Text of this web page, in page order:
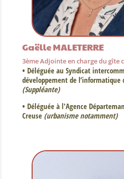
Gaëlle MALETERRE
3ème Adjointe en charge du gîte
• Déléguée au Syndicat
développement de l’informatique
(Suppléante)
• Déléguée à l'Agence
Creuse (urbanisme notamment)